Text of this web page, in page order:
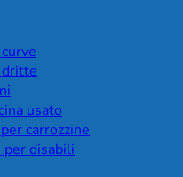
dritte
usato
carrozzine
disabili